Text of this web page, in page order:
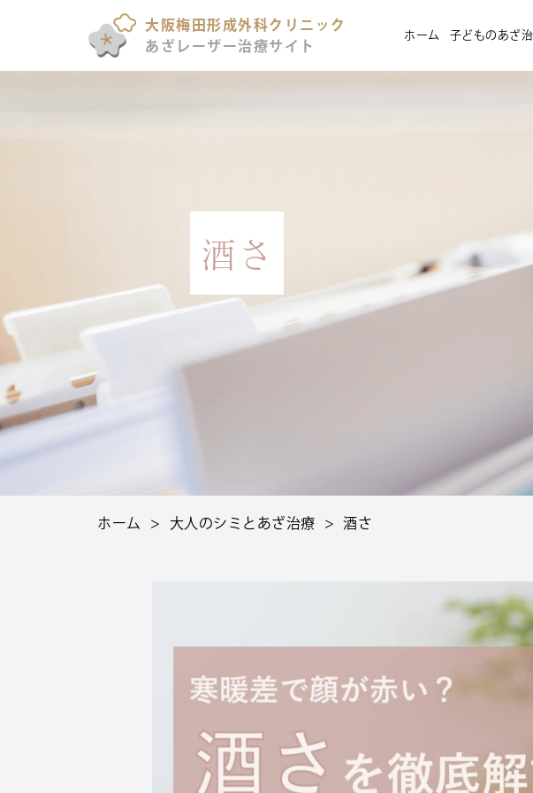
大阪梅田形成外科クリニック
あざレーザー治療サイト
ホーム 子どものあざ
酒さ
ホーム > 大人のシミとあざ治療 > 酒さ